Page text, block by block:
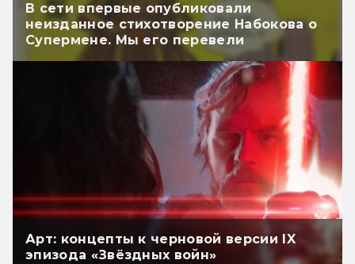
В сети впервые опубликовали
неизданное стихотворение Набокова о
Супермене. Мы его перевели
Арт: концепты к черновой версии IX
эпизода «Звёздных войн»